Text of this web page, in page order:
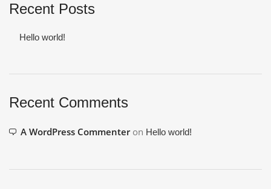
Recent Posts
Hello world!
Recent Comments
A WordPress Commenteron Hello world!